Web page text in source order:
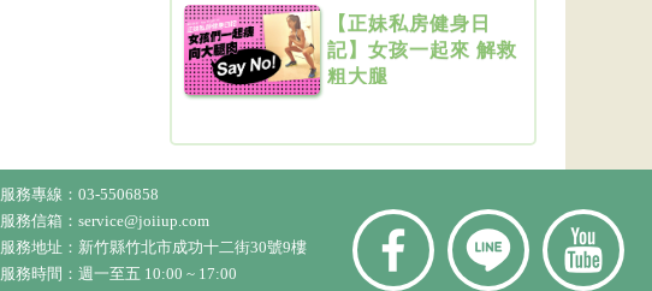
【正妹私房健身日
記】女孩一起來 解救
粗大腿
服務專線： 03-5506858
服務信箱： service@joiiup.com
服務地址： 新竹縣竹北市成功十二街30號9樓
服務時間：週一至五 10:00 ~ 17:00